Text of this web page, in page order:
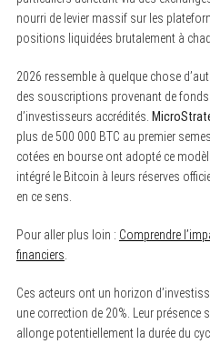
nourri de levier massif sur les
positions liquidées brutalement à
2026 ressemble à quelque chose
des souscriptions provenant de
d’investisseurs accrédités.
plus de 500 000 BTC au premier
cotées en bourse ont adopté ce
intégré le Bitcoin à leurs réserves
en ce sens.
Pour aller plus loin : Comprendre
financiers
Ces acteurs ont un horizon
une correction de 20%. Leur
allonge potentiellement la durée du